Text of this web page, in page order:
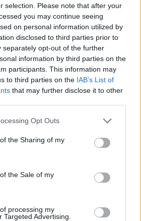
selection. Please note that after your
you may continue seeing
on personal information utilized by
disclosed to third parties prior to
separately opt-out of the further
information by third parties on the
participants. This information may
to third parties on the IAB’s List of
that may further disclose it to other
app uses one or more Google
or usage behaviour. You may click to
to Google and its third-party tags to
specified purposes in below Google
Opt Outs
the Sharing of my
the Sale of my
processing my
Targeted Advertising.
καρύδας